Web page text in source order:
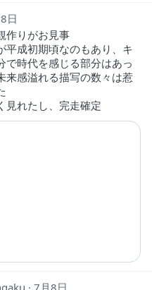
日
作りがお見事
平成初期頃なのもあり、キ
で時代を感じる部分はあっ
来感溢れる描写の数々は惹
見れたし、完走確定